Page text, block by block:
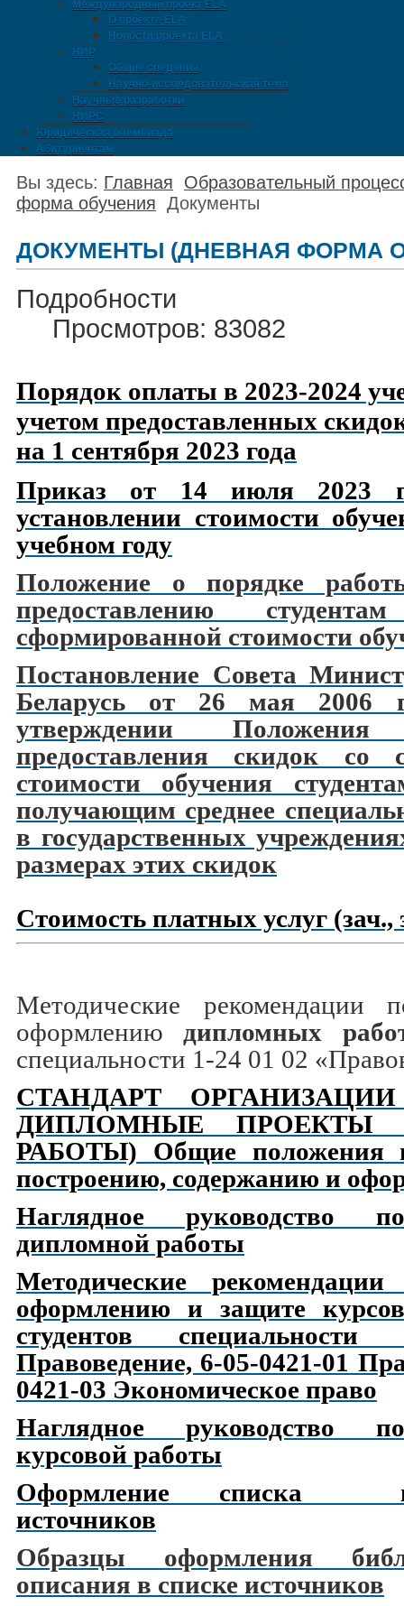
Международный проект ELA
О проекте ELA
Новости проекта ELA
НИР
Общие сведения
Научно-исследовательская тема
Научные разработки
НИРС
Юридическая олимпиада
Абитуриентам
Вы здесь: Главная
Образовательный
форма обучения Документы
ДОКУМЕНТЫ (ДНЕВНАЯ ФОРМА
Подробности
Просмотров: 83082
Порядок оплаты в 2023-2024
учетом предоставленных
на 1 сентября 2023 года
Приказ от 14 июля
установлении стоимости
учебном году
Положение о порядке
предоставлению
сформированной стоимости
Постановление Совета
Беларусь от 26 мая
утверждении
предоставления скидок со
стоимости обучения
получающим среднее
в государственных
размерах этих скидок
Стоимость платных услуг (зач.,
Методические рекомендации
оформлению дипломных
специальности 1-24 01 02
СТАНДАРТ
ДИПЛОМНЫЕ ПРОЕКТЫ
РАБОТЫ) Общие положения
построению, содержанию и
Наглядное руководство
дипломной работы
Методические рекомендации
оформлению и защите
студентов
Правоведение, 6-05-0421-01
0421-03 Экономическое право
Наглядное руководство
курсовой работы
Оформление списка
источников
Образцы оформления
описания в списке источников